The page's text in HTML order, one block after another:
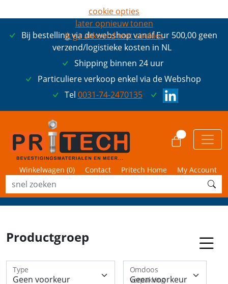
Bij bestelling via de webshop vanaf Eur 500,00 geen
verzend/logistieke kosten in NL
Shipping binnen 24 uur
Particuliere verkoop enkel via de Webshop
Tel 0031-74-2470135
Winkelwagen (0) Contact Pritech Home My Account
Productgroep
Type Omdoos
verpakking
cookie opties
later opnieuw tonen
ik ga akkoord met cookies